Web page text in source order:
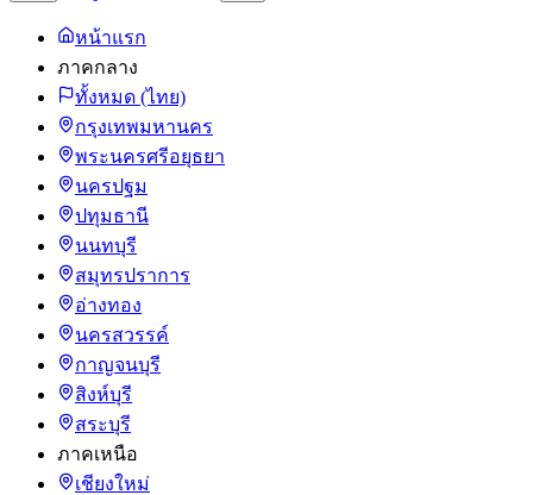
หน้าแรก
ภาคกลาง
ทั้งหมด (ไทย)
กรุงเทพมหานคร
พระนครศรีอยุธยา
นครปฐม
ปทุมธานี
นนทบุรี
สมุทรปราการ
อ่างทอง
นครสวรรค์
กาญจนบุรี
สิงห์บุรี
สระบุรี
ภาคเหนือ
เชียงใหม่